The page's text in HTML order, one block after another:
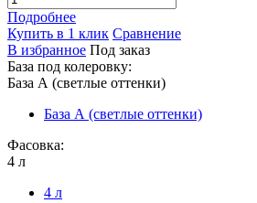
Подробнее
Купить в 1 клик Сравнение
В избранное Под заказ
База под колеровку:
База А (светлые оттенки)
База А (светлые оттенки)
Фасовка:
4 л
4 л